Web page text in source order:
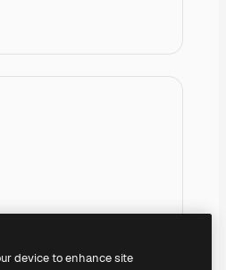
device to enhance site